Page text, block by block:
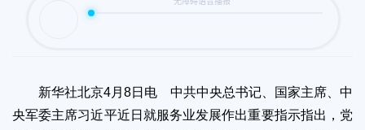
新华社北京4月8日电 中共中央总书记、国家主席、中
央军委主席习近平近日就服务业发展作出重要指示指出，党